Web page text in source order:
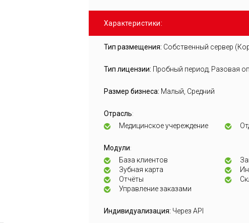
Характеристики:
Тип размещения: Собственный сервер
Тип лицензии: Пробный период, Разовая
Размер бизнеса: Малый, Средний
Отрасль:
Медицинское учереждение
Модули:
База клиентов
Зубная карта
Отчёты
Управление заказами
Индивидуализация: Через API